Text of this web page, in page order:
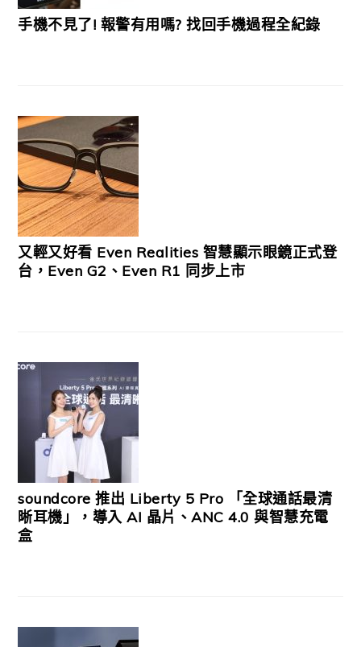
手機不見了! 報警有用嗎? 找回手機過程全紀錄
又輕又好看 Even Realities 智慧顯示眼鏡正式登
台，Even G2、Even R1 同步上市
soundcore 推出 Liberty 5 Pro 「全球通話最清
晰耳機」，導入 AI 晶片、ANC 4.0 與智慧充電
盒